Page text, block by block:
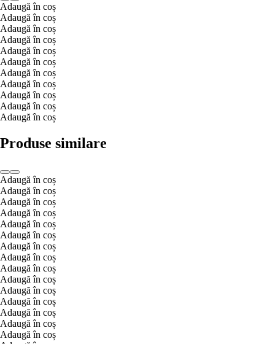
Adaugă în coș
Adaugă în coș
Adaugă în coș
Adaugă în coș
Adaugă în coș
Adaugă în coș
Adaugă în coș
Adaugă în coș
Adaugă în coș
Adaugă în coș
Adaugă în coș
Produse similare
Adaugă în coș
Adaugă în coș
Adaugă în coș
Adaugă în coș
Adaugă în coș
Adaugă în coș
Adaugă în coș
Adaugă în coș
Adaugă în coș
Adaugă în coș
Adaugă în coș
Adaugă în coș
Adaugă în coș
Adaugă în coș
Adaugă în coș